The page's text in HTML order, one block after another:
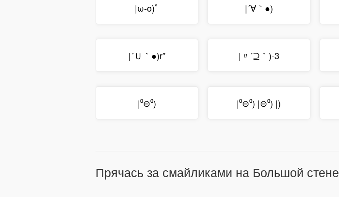
|ω-o)ﾟ |´∀｀●)
|´Ｕ｀●)r” |〃´⊇｀)-3
|⁰⊖⁰) |⁰⊖⁰) |⊖⁰) |)
Прячась за смайликами на Большой стене